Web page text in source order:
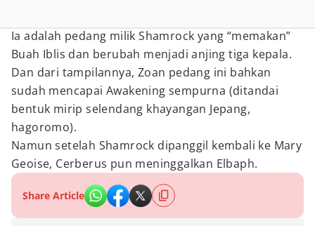
Ia adalah pedang milik Shamrock yang “memakan”
Buah Iblis dan berubah menjadi anjing tiga kepala.
Dan dari tampilannya, Zoan pedang ini bahkan
sudah mencapai Awakening sempurna (ditandai
bentuk mirip selendang khayangan Jepang,
hagoromo).
Namun setelah Shamrock dipanggil kembali ke Mary
Geoise, Cerberus pun meninggalkan Elbaph.
Share Article